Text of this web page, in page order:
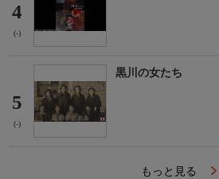
4
(-)
5
(-)
黒川の女たち
もっと見る